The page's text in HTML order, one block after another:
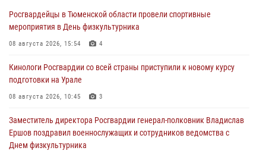
Росгвардейцы в Тюменской области провели спортивные
мероприятия в День физкультурника
08 августа 2026, 15:54 4
Кинологи Росгвардии со всей страны приступили к новому курсу
подготовки на Урале
08 августа 2026, 10:45 3
Заместитель директора Росгвардии генерал-полковник Владислав
Ершов поздравил военнослужащих и сотрудников ведомства с
Днем физкультурника